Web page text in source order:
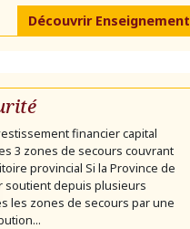
Découvrir Enseignement
financier capital
3 zones de secours couvrant
provincial Si la Province de
soutient depuis plusieurs
les zones de secours par une